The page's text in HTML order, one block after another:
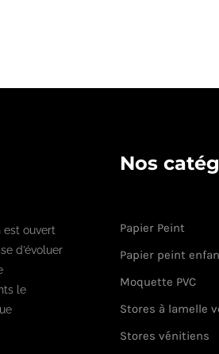
est ouvert
d’évoluer
le
Nos
Papier Peint
Papier peint
Moquette PVC
Stores à lamelle
Stores vénitiens